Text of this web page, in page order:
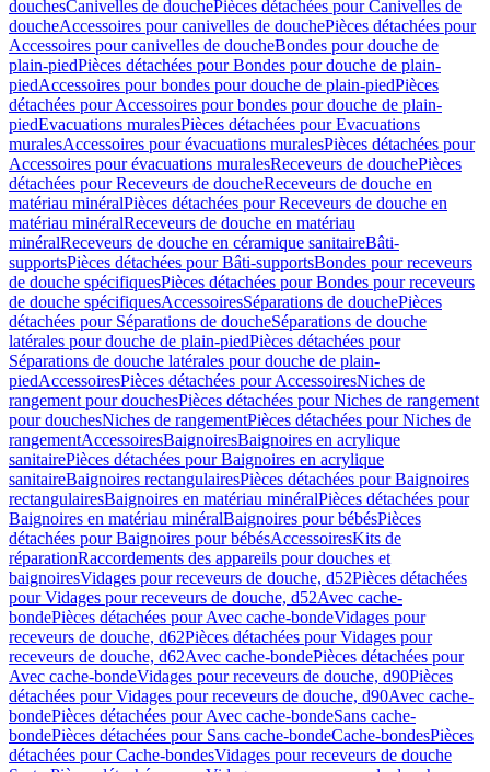
douchesCanivelles de douchePièces détachées pour Canivelles de
doucheAccessoires pour canivelles de douchePièces détachées pour
Accessoires pour canivelles de doucheBondes pour douche de
plain-piedPièces détachées pour Bondes pour douche de plain-
piedAccessoires pour bondes pour douche de plain-piedPièces
détachées pour Accessoires pour bondes pour douche de plain-
piedEvacuations muralesPièces détachées pour Evacuations
muralesAccessoires pour évacuations muralesPièces détachées pour
Accessoires pour évacuations muralesReceveurs de douchePièces
détachées pour Receveurs de doucheReceveurs de douche en
matériau minéralPièces détachées pour Receveurs de douche en
matériau minéralReceveurs de douche en matériau
minéralReceveurs de douche en céramique sanitaireBâti-
supportsPièces détachées pour Bâti-supportsBondes pour receveurs
de douche spécifiquesPièces détachées pour Bondes pour receveurs
de douche spécifiquesAccessoiresSéparations de douchePièces
détachées pour Séparations de doucheSéparations de douche
latérales pour douche de plain-piedPièces détachées pour
Séparations de douche latérales pour douche de plain-
piedAccessoiresPièces détachées pour AccessoiresNiches de
rangement pour douchesPièces détachées pour Niches de rangement
pour douchesNiches de rangementPièces détachées pour Niches de
rangementAccessoiresBaignoiresBaignoires en acrylique
sanitairePièces détachées pour Baignoires en acrylique
sanitaireBaignoires rectangulairesPièces détachées pour Baignoires
rectangulairesBaignoires en matériau minéralPièces détachées pour
Baignoires en matériau minéralBaignoires pour bébésPièces
détachées pour Baignoires pour bébésAccessoiresKits de
réparationRaccordements des appareils pour douches et
baignoiresVidages pour receveurs de douche, d52Pièces détachées
pour Vidages pour receveurs de douche, d52Avec cache-
bondePièces détachées pour Avec cache-bondeVidages pour
receveurs de douche, d62Pièces détachées pour Vidages pour
receveurs de douche, d62Avec cache-bondePièces détachées pour
Avec cache-bondeVidages pour receveurs de douche, d90Pièces
détachées pour Vidages pour receveurs de douche, d90Avec cache-
bondePièces détachées pour Avec cache-bondeSans cache-
bondePièces détachées pour Sans cache-bondeCache-bondesPièces
détachées pour Cache-bondesVidages pour receveurs de douche